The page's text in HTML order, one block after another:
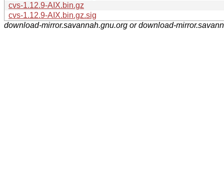
cvs-1.12.9-AIX.bin.gz
cvs-1.12.9-AIX.bin.gz.sig
download-mirror.savannah.gnu.org or download-